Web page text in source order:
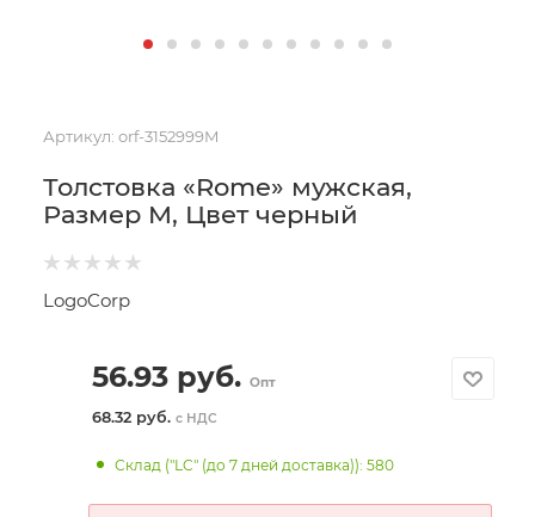
Артикул: orf-3152999M
Толстовка «Rome» мужская,
Размер M, Цвет черный
LogoCorp
56.93руб. Опт
68.32 руб. с НДС
Склад ("LC" (до 7 дней доставка)): 580